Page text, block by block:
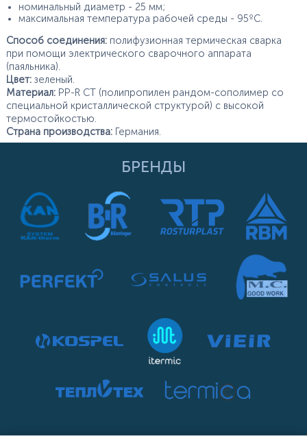
номинальный диаметр - 25 мм;
максимальная температура рабочей среды - 95ºС.
Способ соединения:полифузионная термическая сварка
при помощи электрического сварочного аппарата
(паяльника).
Цвет:зеленый.
Материал:PP-R CT (полипропилен рандом-сополимер со
специальной кристаллической структурой) с высокой
термостойкостью.
Страна производства:Германия.
БРЕНДЫ